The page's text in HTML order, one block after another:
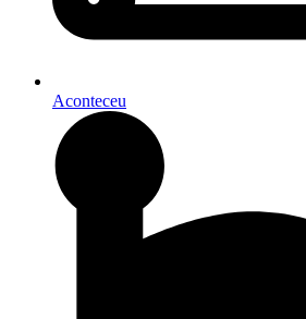
Aconteceu